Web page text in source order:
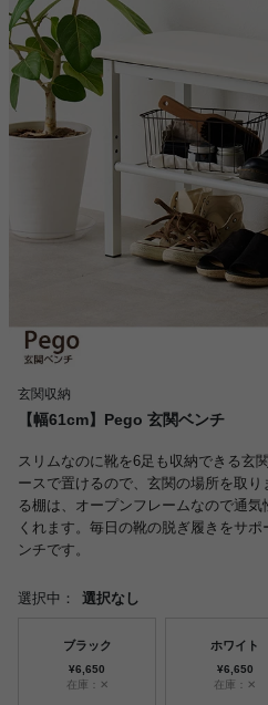
玄関収納
【幅61cm】Pego 玄関ベンチ
スリムなのに靴を6足も収納できる玄
ースで置けるので、玄関の場所を取
る棚は、オープンフレームなので通
くれます。毎日の靴の脱ぎ履きをサ
ンチです。
選択中： 選択なし
ブラック
¥6,650
在庫：✕
ホワイト
¥6,650
在庫：✕